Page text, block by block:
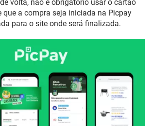
volta, não é obrigatório usar o cartão
que a compra seja iniciada na Picpay
para o site onde será finalizada.